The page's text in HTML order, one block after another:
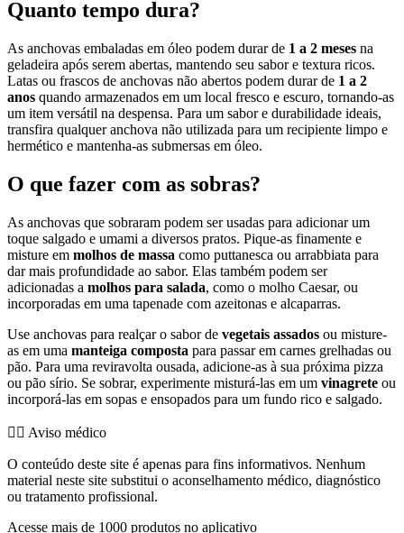
Quanto tempo dura?
As anchovas embaladas em óleo podem durar de 1 a 2 meses na
geladeira após serem abertas, mantendo seu sabor e textura ricos.
Latas ou frascos de anchovas não abertos podem durar de 1 a 2
anos quando armazenados em um local fresco e escuro, tornando-as
um item versátil na despensa. Para um sabor e durabilidade ideais,
transfira qualquer anchova não utilizada para um recipiente limpo e
hermético e mantenha-as submersas em óleo.
O que fazer com as sobras?
As anchovas que sobraram podem ser usadas para adicionar um
toque salgado e umami a diversos pratos. Pique-as finamente e
misture em molhos de massa como puttanesca ou arrabbiata para
dar mais profundidade ao sabor. Elas também podem ser
adicionadas a molhos para salada, como o molho Caesar, ou
incorporadas em uma tapenade com azeitonas e alcaparras.
Use anchovas para realçar o sabor de vegetais assados ou misture-
as em uma manteiga composta para passar em carnes grelhadas ou
pão. Para uma reviravolta ousada, adicione-as à sua próxima pizza
ou pão sírio. Se sobrar, experimente misturá-las em um vinagrete ou
incorporá-las em sopas e ensopados para um fundo rico e salgado.
👨‍⚕️️ Aviso médico
O conteúdo deste site é apenas para fins informativos. Nenhum
material neste site substitui o aconselhamento médico, diagnóstico
ou tratamento profissional.
Acesse mais de 1000 produtos no aplicativo